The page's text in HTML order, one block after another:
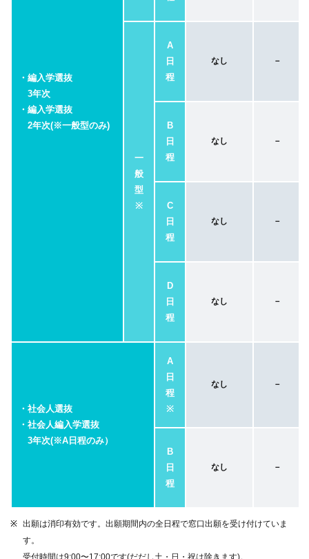
・編入学選抜
3年次
・編入学選抜
2年次(※一般型のみ)
一
般
型
※
A
日
程
なし －
B
日
程
なし －
C
日
程
なし －
D
日
程
なし －
・社会人選抜
・社会人編入学選抜
3年次(※A日程のみ）
A
日
程
※
なし －
B
日
程
なし －
出願は消印有効です。出願期間内の全日程で窓口出願を受け付けていま
す。